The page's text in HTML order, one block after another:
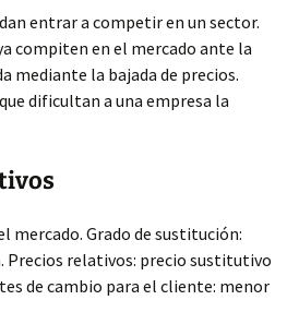
entrar a competir en un sector.
compiten en el mercado ante la
mediante la bajada de precios.
dificultan a una empresa la
mercado. Grado de sustitución:
Precios relativos: precio sustitutivo
de cambio para el cliente: menor